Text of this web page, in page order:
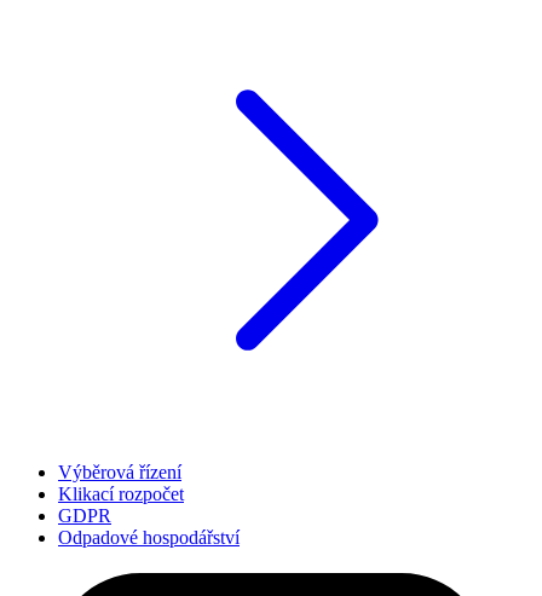
Výběrová řízení
Klikací rozpočet
GDPR
Odpadové hospodářství